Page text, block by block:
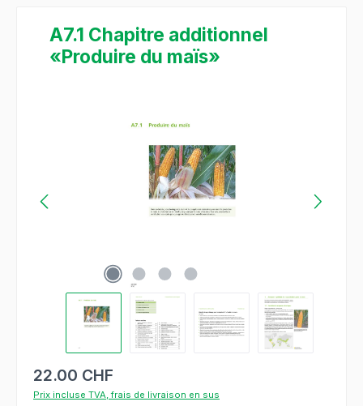
A7.1 Chapitre additionnel
«Produire du maïs»
22.00 CHF
Prix incluse TVA, frais de livraison en sus